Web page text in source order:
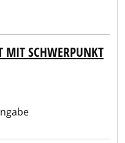
MIT SCHWERPUNKT